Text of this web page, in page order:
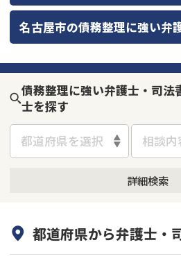
名古屋市の債務整理に強い弁
債務整理に強い弁護士・司法
士を探す
都道府県を選択 相談
詳細検索
初回相談無料
都道府県から弁護士・